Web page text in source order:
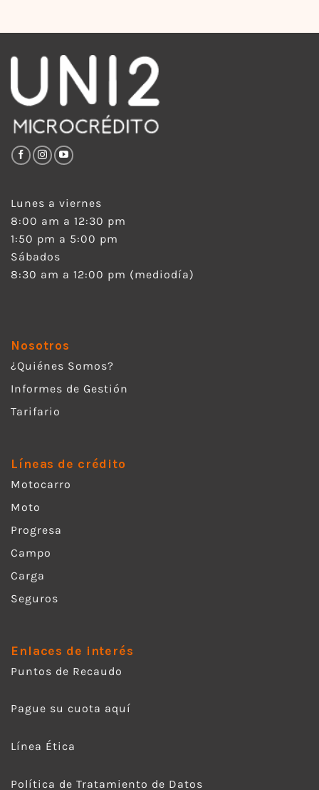
Lunes a viernes
8:00 am a 12:30 pm
1:50 pm a 5:00 pm
Sábados
8:30 am a 12:00 pm (mediodía)
Nosotros
¿Quiénes Somos?
Informes de Gestión
Tarifario
Líneas de crédito
Motocarro
Moto
Progresa
Campo
Carga
Seguros
Enlaces de interés
Puntos de Recaudo
Pague su cuota aquí
Línea Ética
Política de Tratamiento de Datos